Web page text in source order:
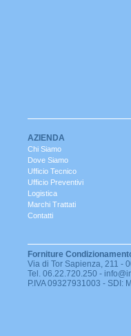
AZIENDA
Chi Siamo
Dove Siamo
Ufficio Tecnico
Ufficio Preventivi
Logistica
Marchi Trattati
Contatti
Forniture
Via di Tor Sapienza, 211 -
Tel. 06.22.720.250 -
P.IVA 09327931003 - SDI: